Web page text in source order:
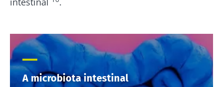
A microbiota intestinal